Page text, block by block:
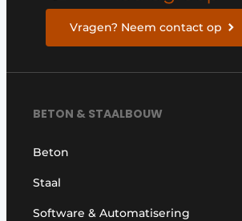
Vragen? Neem contact op
BETON & STAALBOUW
Beton
Staal
Software & Automatisering